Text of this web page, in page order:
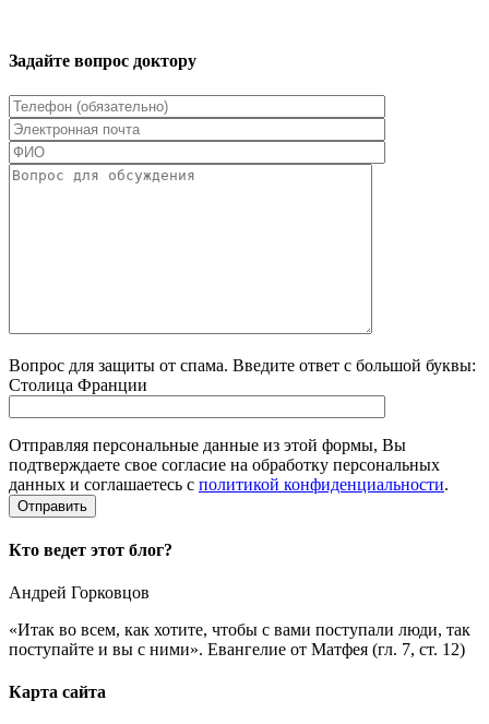
Задайте вопрос доктору
Вопрос для защиты от спама. Введите ответ с большой буквы:
Столица Франции
Отправляя персональные данные из этой формы, Вы
подтверждаете свое согласие на обработку персональных
данных и соглашаетесь с политикой конфиденциальности.
Кто ведет этот блог?
Андрей Горковцов
«Итак во всем, как хотите, чтобы с вами поступали люди, так
поступайте и вы с ними». Евангелие от Матфея (гл. 7, ст. 12)
Карта сайта